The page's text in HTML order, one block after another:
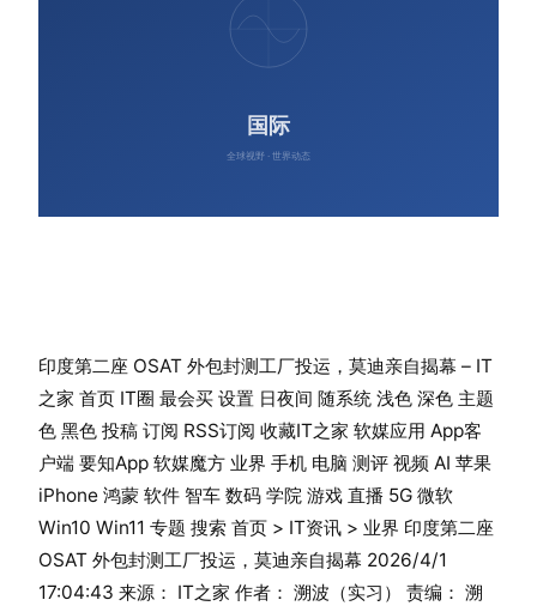
印度第二座 OSAT 外包封测工厂投运，莫迪亲自揭幕 – IT
之家 首页 IT圈 最会买 设置 日夜间 随系统 浅色 深色 主题
色 黑色 投稿 订阅 RSS订阅 收藏IT之家 软媒应用 App客
户端 要知App 软媒魔方 业界 手机 电脑 测评 视频 AI 苹果
iPhone 鸿蒙 软件 智车 数码 学院 游戏 直播 5G 微软
Win10 Win11 专题 搜索 首页 > IT资讯 > 业界 印度第二座
OSAT 外包封测工厂投运，莫迪亲自揭幕 2026/4/1
17:04:43 来源： IT之家 作者： 溯波（实习） 责编： 溯